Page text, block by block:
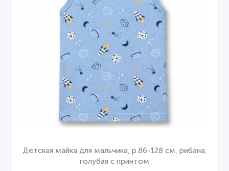
Детская майка для мальчика, р.86-128 см, рибана,
голубая с принтом